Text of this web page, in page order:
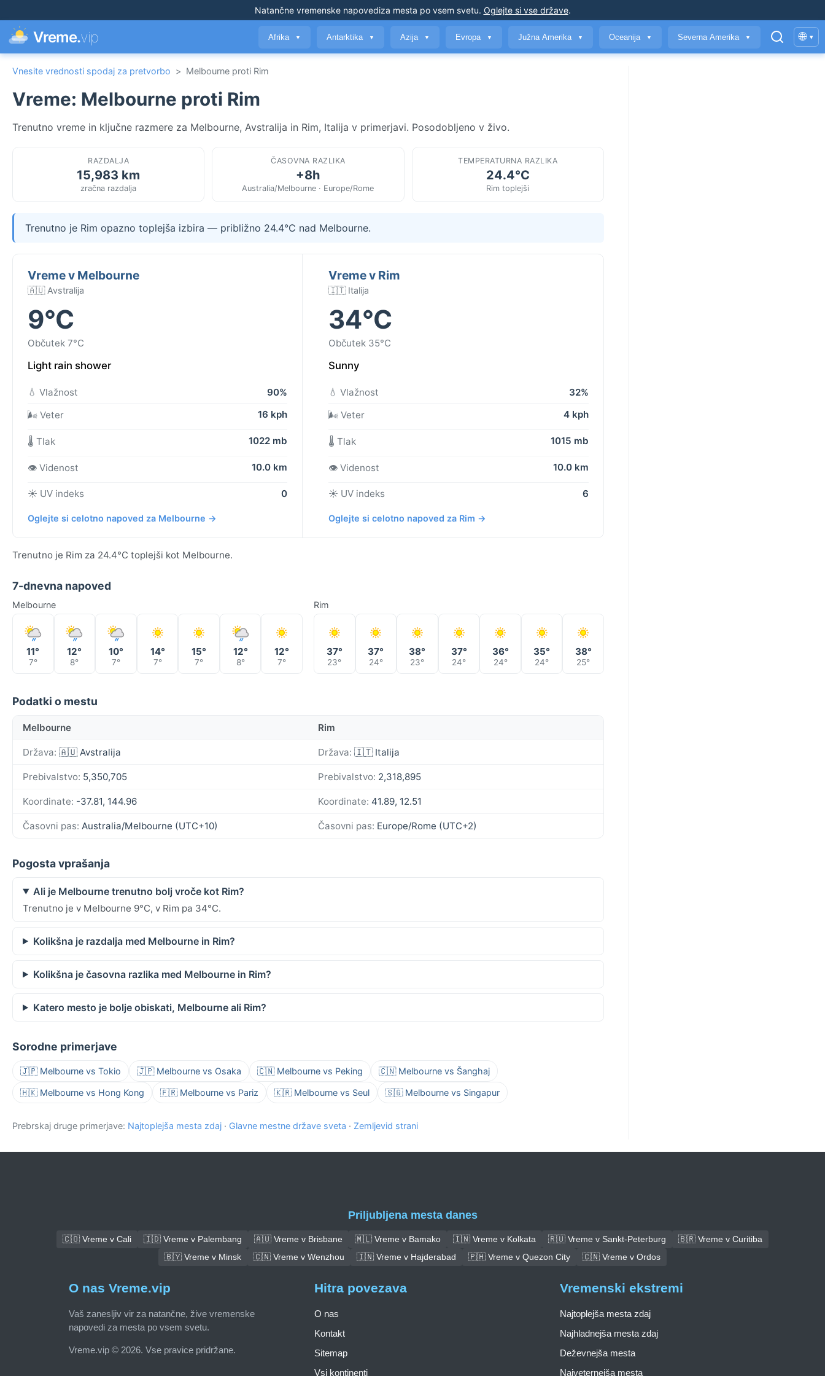
Natančne vremenske napovediza mesta po vsem svetu. Oglejte si vse države.
Vreme.vip Afrika ▼ Antarktika ▼ Azija ▼ Evropa ▼ Južna Amerika ▼ Oceanija ▼ Severna Amerika ▼ 🌐 ▾
Vnesite vrednosti spodaj za pretvorbo > Melbourne proti Rim
Vreme: Melbourne proti Rim
Trenutno vreme in ključne razmere za Melbourne, Avstralija in Rim, Italija v primerjavi. Posodobljeno v živo.
RAZDALJA
15,983 km
zračna razdalja
ČASOVNA RAZLIKA
+8h
Australia/Melbourne · Europe/Rome
TEMPERATURNA RAZLIKA
24.4°C
Rim toplejši
Trenutno je Rim opazno toplejša izbira — približno 24.4°C nad Melbourne.
Vreme v Melbourne
🇦🇺 Avstralija
9°C
Občutek 7°C
Light rain shower
💧 Vlažnost
90%
🌬️ Veter
16 kph
🌡️ Tlak 1022 mb
👁️ Videnost 10.0 km
☀️ UV indeks 0
Oglejte si celotno napoved za Melbourne →
Vreme v Rim
🇮🇹 Italija
34°C
Občutek 35°C
Sunny
💧 Vlažnost
32%
🌬️ Veter
4 kph
🌡️ Tlak 1015 mb
👁️ Videnost 10.0 km
☀️ UV indeks 6
Oglejte si celotno napoved za Rim →
Trenutno je Rim za 24.4°C toplejši kot Melbourne.
7-dnevna napoved
Melbourne
11°
7°
12°
8°
10°
7°
14°
7°
15°
7°
12°
8°
12°
7°
Rim
37°
23°
37°
24°
38°
23°
37°
24°
36°
24°
35°
24°
38°
25°
Podatki o mestu
Melbourne Rim
Država: 🇦🇺 Avstralija Država: 🇮🇹 Italija
Prebivalstvo: 5,350,705 Prebivalstvo: 2,318,895
Koordinate: -37.81, 144.96 Koordinate: 41.89, 12.51
Časovni pas: Australia/Melbourne (UTC+10) Časovni pas: Europe/Rome (UTC+2)
Pogosta vprašanja
Ali je Melbourne trenutno bolj vroče kot Rim?
Trenutno je v Melbourne 9°C, v Rim pa 34°C.
Kolikšna je razdalja med Melbourne in Rim?
Kolikšna je časovna razlika med Melbourne in Rim?
Katero mesto je bolje obiskati, Melbourne ali Rim?
Sorodne primerjave
🇯🇵 Melbourne vs Tokio 🇯🇵 Melbourne vs Osaka 🇨🇳 Melbourne vs Peking 🇨🇳 Melbourne vs Šanghaj
🇭🇰 Melbourne vs Hong Kong 🇫🇷 Melbourne vs Pariz 🇰🇷 Melbourne vs Seul 🇸🇬 Melbourne vs Singapur
Prebrskaj druge primerjave: Najtoplejša mesta zdaj · Glavne mestne države sveta · Zemljevid strani
Priljubljena mesta danes
🇨🇴 Vreme v Cali 🇮🇩 Vreme v Palembang 🇦🇺 Vreme v Brisbane 🇲🇱 Vreme v Bamako 🇮🇳 Vreme v Kolkata 🇷🇺 Vreme v Sankt-Peterburg
🇧🇷 Vreme v Curitiba
🇧🇾 Vreme v Minsk
🇨🇳 Vreme v Wenzhou 🇮🇳 Vreme v Hajderabad 🇵🇭 Vreme v Quezon City 🇨🇳 Vreme v Ordos
O nas Vreme.vip
Vaš zanesljiv vir za natančne, žive vremenske
napovedi za mesta po vsem svetu.
Vreme.vip © 2026. Vse pravice pridržane.
Hitra povezava
O nas
Kontakt
Sitemap
Vsi kontinenti
Vremenski ekstremi
Najtoplejša mesta zdaj
Najhladnejša mesta zdaj
Deževnejša mesta
Najveternejša mesta